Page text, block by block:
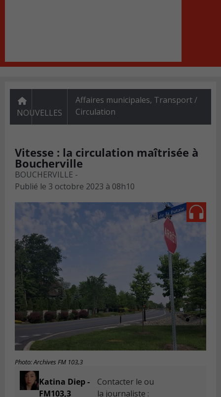
NOUVELLES
Affaires municipales, Transport /
Circulation
Vitesse : la circulation maîtrisée à
Boucherville
BOUCHERVILLE -
Publié le 3 octobre 2023 à 08h10
Photo: Archives FM 103,3
Katina Diep -
FM103,3
Contacter le ou
la journaliste :